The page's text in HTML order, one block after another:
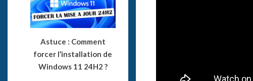
Astuce : Comment
forcer l’installation de
Windows 11 24H2 ?